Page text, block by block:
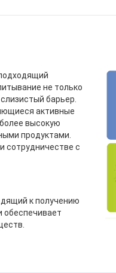
не только
барьер.
активные
высокую
продуктами.
сотрудничестве с
к получению
обеспечивает